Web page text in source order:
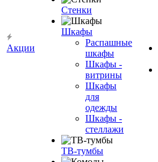
Акции
Стенки
Шкафы
Распашные
шкафы
Шкафы -
витрины
Шкафы
для
одежды
Шкафы -
стеллажи
ТВ-тумбы